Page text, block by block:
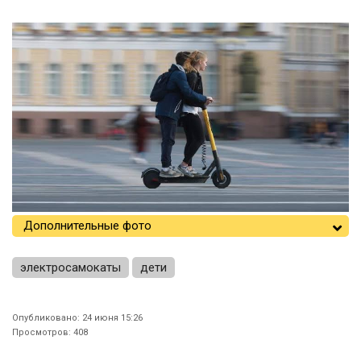
Дополнительные фото
электросамокаты дети
Опубликовано: 24 июня 15:26
Просмотров: 408